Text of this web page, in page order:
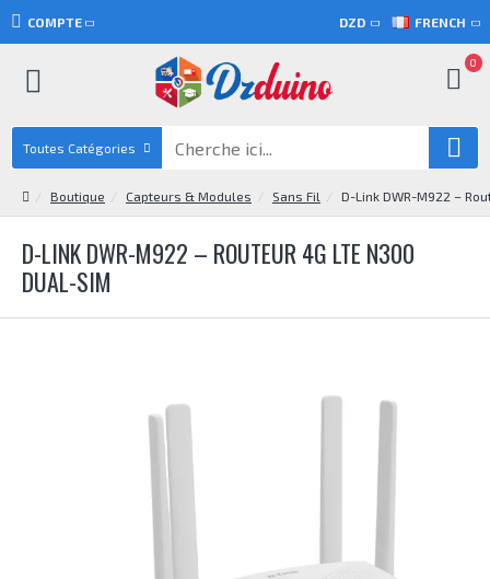
COMPTE DZD FRENCH
0
Toutes Catégories
Boutique Capteurs & Modules Sans Fil D-Link DWR-M922 –
D-LINK DWR-M922 – ROUTEUR 4G LTE N300
DUAL-SIM